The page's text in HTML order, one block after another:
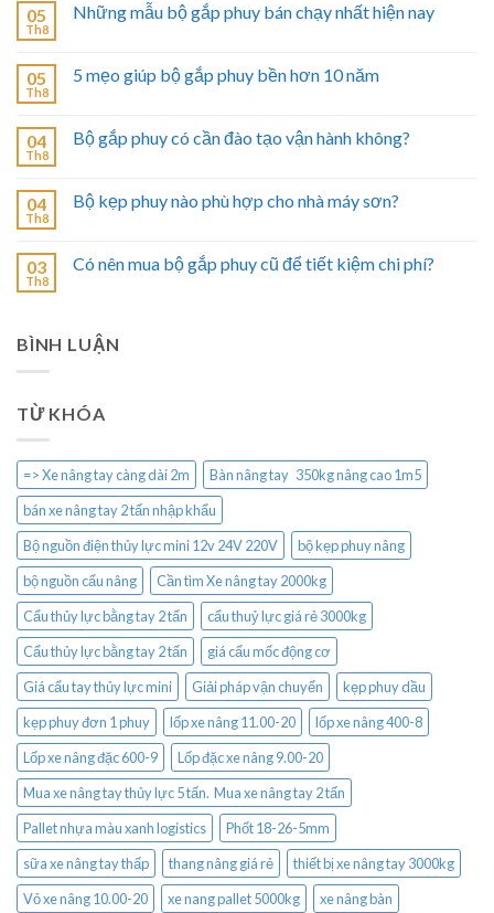
05
Th8
Những mẫu bộ gắp phuy bán chạy nhất hiện nay
05
Th8
5 mẹo giúp bộ gắp phuy bền hơn 10 năm
04
Th8
Bộ gắp phuy có cần đào tạo vận hành không?
04
Th8
Bộ kẹp phuy nào phù hợp cho nhà máy sơn?
03
Th8
Có nên mua bộ gắp phuy cũ để tiết kiệm chi phí?
BÌNH LUẬN
TỪ KHÓA
=> Xe nâng tay càng dài 2m
Bàn nâng tay 350kg nâng cao 1m5
bán xe nâng tay 2 tấn nhập khẩu
Bộ nguồn điện thủy lực mini 12v 24V 220V
bộ kẹp phuy nâng
bộ nguồn cẩu nâng
Cần tìm Xe nâng tay 2000kg
Cẩu thủy lực bằng tay 2 tấn
cẩu thuỷ lực giá rẻ 3000kg
Cẩu thủy lực bằng tay 2 tấn
giá cẩu mốc động cơ
Giá cẩu tay thủy lực mini
Giải pháp vận chuyển
kẹp phuy dầu
kẹp phuy đơn 1 phuy
lốp xe nâng 11.00-20
lốp xe nâng 400-8
Lốp xe nâng đặc 600-9
Lốp đặc xe nâng 9.00-20
Mua xe nâng tay thủy lực 5 tấn. Mua xe nâng tay 2 tấn
Pallet nhựa màu xanh logistics
Phốt 18-26-5mm
sữa xe nâng tay thấp
thang nâng giá rẻ
thiết bị xe nâng tay 3000kg
Vỏ xe nâng 10.00-20
xe nang pallet 5000kg
xe nâng bàn